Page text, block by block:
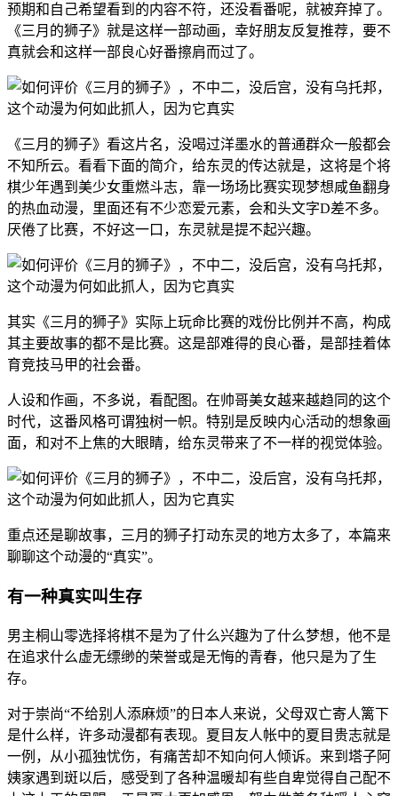
预期和自己希望看到的内容不符，还没看番呢，就被弃掉了。
《三月的狮子》就是这样一部动画，幸好朋友反复推荐，要不
真就会和这样一部良心好番擦肩而过了。
《三月的狮子》看这片名，没喝过洋墨水的普通群众一般都会
不知所云。看看下面的简介，给东灵的传达就是，这将是个将
棋少年遇到美少女重燃斗志，靠一场场比赛实现梦想咸鱼翻身
的热血动漫，里面还有不少恋爱元素，会和头文字D差不多。
厌倦了比赛，不好这一口，东灵就是提不起兴趣。
其实《三月的狮子》实际上玩命比赛的戏份比例并不高，构成
其主要故事的都不是比赛。这是部难得的良心番，是部挂着体
育竞技马甲的社会番。
人设和作画，不多说，看配图。在帅哥美女越来越趋同的这个
时代，这番风格可谓独树一帜。特别是反映内心活动的想象画
面，和对不上焦的大眼睛，给东灵带来了不一样的视觉体验。
重点还是聊故事，三月的狮子打动东灵的地方太多了，本篇来
聊聊这个动漫的“真实”。
有一种真实叫生存
男主桐山零选择将棋不是为了什么兴趣为了什么梦想，他不是
在追求什么虚无缥缈的荣誉或是无悔的青春，他只是为了生
存。
对于崇尚“不给别人添麻烦”的日本人来说，父母双亡寄人篱下
是什么样，许多动漫都有表现。夏目友人帐中的夏目贵志就是
一例，从小孤独忧伤，有痛苦却不知向何人倾诉。来到塔子阿
姨家遇到斑以后，感受到了各种温暖却有些自卑觉得自己配不